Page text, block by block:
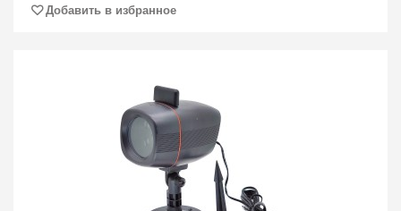
Добавить в избранное